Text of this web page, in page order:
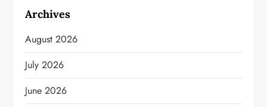
Archives
August 2026
July 2026
June 2026